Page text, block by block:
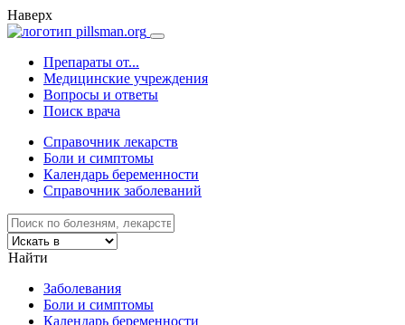
Наверх
Препараты от...
Медицинские учреждения
Вопросы и ответы
Поиск врача
Справочник лекарств
Боли и симптомы
Календарь беременности
Справочник заболеваний
Найти
Заболевания
Боли и симптомы
Календарь беременности